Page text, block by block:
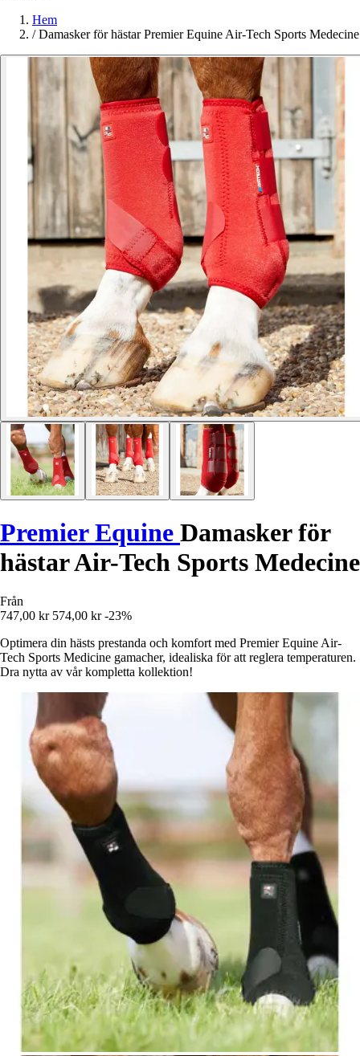
Hem
/ Damasker för hästar Premier Equine Air-Tech Sports Medecine
Premier Equine Damasker för
hästar Air-Tech Sports Medecine
Från
747,00 kr 574,00 kr -23%
Optimera din hästs prestanda och komfort med Premier Equine Air-
Tech Sports Medicine gamacher, idealiska för att reglera temperaturen.
Dra nytta av vår kompletta kollektion!